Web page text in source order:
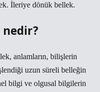
İleriye dönük bellek.
anlamların, bilişlerin
uzun süreli belleğin
bilgi ve olgusal bilgilerin